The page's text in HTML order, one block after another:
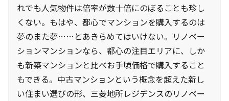
れでも人気物件は倍率が数十倍にのぼることも珍し
くない。もはや、都心でマンションを購入するのは
夢のまた夢……とあきらめてはいけない。リノベー
ションマンションなら、都心の注目エリアに、しか
も新築マンションと比べお手頃価格で購入すること
もできる。中古マンションという概念を超えた新し
い住まい選びの形、三菱地所レジデンスのリノベー